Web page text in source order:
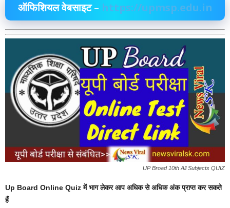
ऑफिशियल वेबसाइट – https://upmsp.edu.in
UP Broad 10th All Subjects QUIZ
Up Board Online Quiz में भाग लेकर आप अधिक से अधिक अंक प्राप्त कर सकते
हैं